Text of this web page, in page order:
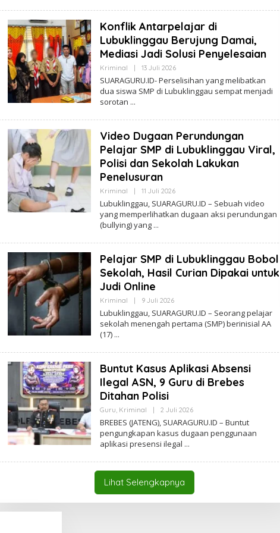
N
F
A
S
Y
A
A
S
Konflik Antarpelajar di
Lubuklinggau Berujung Damai,
Mediasi Jadi Solusi Penyelesaian
Kriminal 13 Juli 2026O
E
H
F
A
S
Y
A
S
N
SUARAGURU.ID- Perselisihan yang melibatkan
dua siswa SMP di Lubuklinggau sempat menjadi
sorotan
Video Dugaan Perundungan
Pelajar SMP di Lubuklinggau Viral,
Polisi dan Sekolah Lakukan
Penelusuran
Kriminal 11 Juli 2026O
E
H
F
A
S
A
S
Lubuklinggau, SUARAGURU.ID – Sebuah video
yang memperlihatkan dugaan aksi perundungan
(bullying) yang
Pelajar SMP di Lubuklinggau Bobol
Sekolah, Hasil Curian Dipakai untuk
Judi Online
Kriminal 9 Juli 2026O
L
E
H
F
A
N
S
H
A
S
A
N
Lubuklinggau, SUARAGURU.ID – Seorang pelajar
sekolah menengah pertama (SMP) berinisial AA
(17)
Buntut Kasus Aplikasi Absensi
Ilegal ASN, 9 Guru di Brebes
Ditahan Polisi
Guru, Kriminal 2 Juli 2026O
L
E
H
F
S
Y
BREBES (JATENG), SUARAGURU.ID – Buntut
pengungkapan kasus dugaan penggunaan
aplikasi presensi ilegal
Lihat Selengkapnya